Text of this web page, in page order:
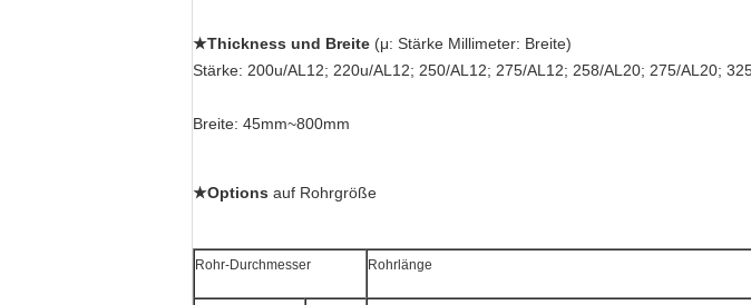
★Thickness und Breite (μ: Stärke Millimeter: Breite)
Stärke: 200u/AL12; 220u/AL12; 250/AL12; 275/AL12; 258/AL20; 275/AL20;
Breite: 45mm~800mm
★Options auf Rohrgröße
Rohr-Durchmesser Rohrlänge